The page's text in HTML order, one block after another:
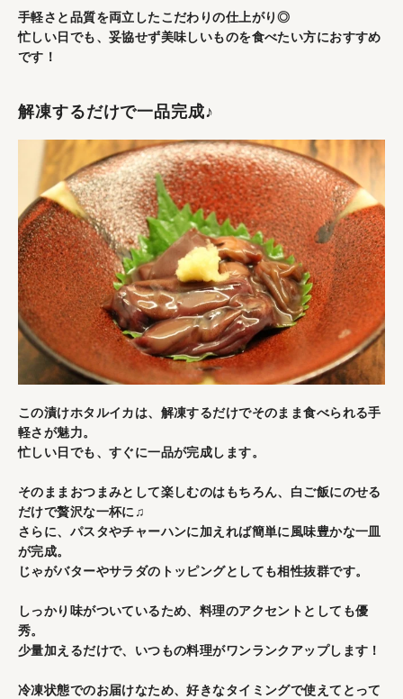
手軽さと品質を両立したこだわりの仕上がり◎
忙しい日でも、妥協せず美味しいものを食べたい方におすすめ
です！
解凍するだけで一品完成♪
この漬けホタルイカは、解凍するだけでそのまま食べられる手
軽さが魅力。
忙しい日でも、すぐに一品が完成します。
そのままおつまみとして楽しむのはもちろん、白ご飯にのせる
だけで贅沢な一杯に♫
さらに、パスタやチャーハンに加えれば簡単に風味豊かな一皿
が完成。
じゃがバターやサラダのトッピングとしても相性抜群です。
しっかり味がついているため、料理のアクセントとしても優
秀。
少量加えるだけで、いつもの料理がワンランクアップします！
冷凍状態でのお届けなため、好きなタイミングで使えてとって